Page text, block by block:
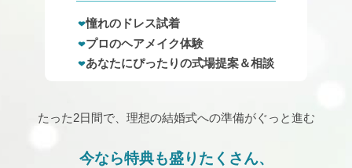
憧れのドレス試着
プロのヘアメイク体験
あなたにぴったりの式場提案＆相談
たった2日間で、理想の結婚式への準備がぐっと進む
今なら特典も盛りたくさん、